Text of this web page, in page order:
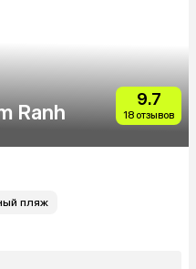
Ranh
9.7
18 отзывов
пляж